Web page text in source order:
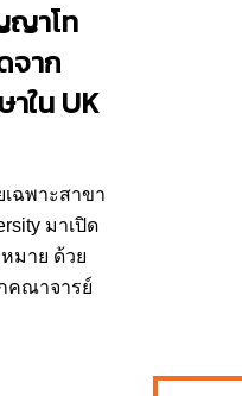
ญาโท
จาก
ใน UK
ฉพาะสาขา
มาเปิด
มาย ด้วย
คณาจารย์